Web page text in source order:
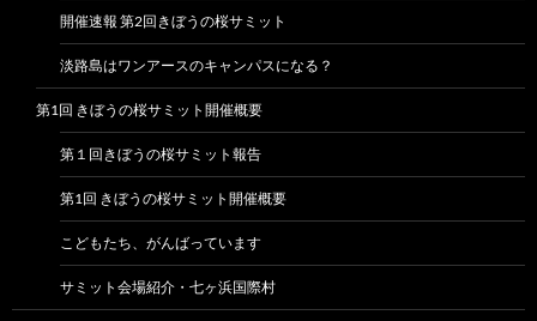
開催速報 第2回きぼうの桜サミット
淡路島はワンアースのキャンパスになる？
第1回 きぼうの桜サミット開催概要
第１回きぼうの桜サミット報告
第1回 きぼうの桜サミット開催概要
こどもたち、がんばっています
サミット会場紹介・七ヶ浜国際村